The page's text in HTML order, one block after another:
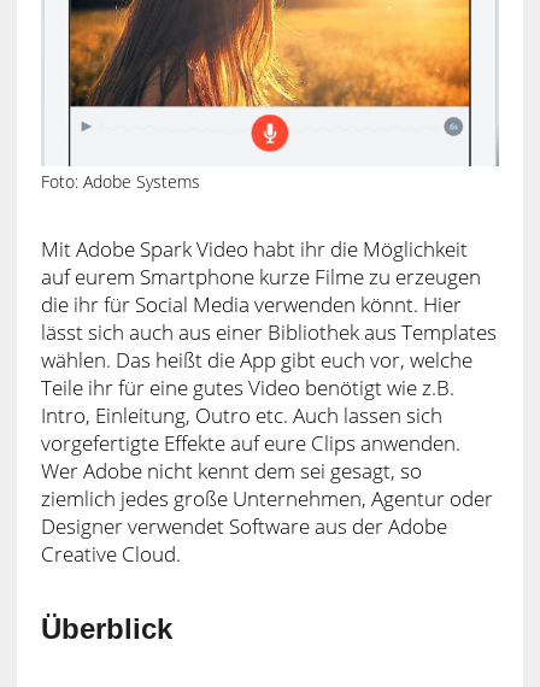
Foto: Adobe Systems
Mit Adobe Spark Video habt ihr die Möglichkeit
auf eurem Smartphone kurze Filme zu erzeugen
die ihr für Social Media verwenden könnt. Hier
lässt sich auch aus einer Bibliothek aus Templates
wählen. Das heißt die App gibt euch vor, welche
Teile ihr für eine gutes Video benötigt wie z.B.
Intro, Einleitung, Outro etc. Auch lassen sich
vorgefertigte Effekte auf eure Clips anwenden.
Wer Adobe nicht kennt dem sei gesagt, so
ziemlich jedes große Unternehmen, Agentur oder
Designer verwendet Software aus der Adobe
Creative Cloud.
Überblick